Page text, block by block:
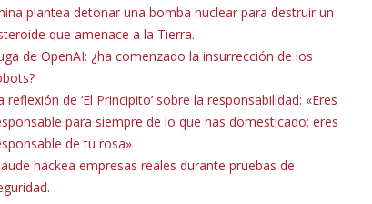
plantea detonar una bomba nuclear para destruir un
que amenace a la Tierra.
de OpenAI: ¿ha comenzado la insurrección de los
reflexión de ‘El Principito’ sobre la responsabilidad: «Eres
para siempre de lo que has domesticado; eres
de tu rosa»
hackea empresas reales durante pruebas de